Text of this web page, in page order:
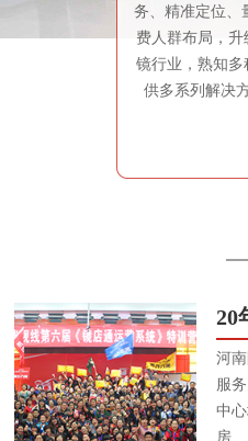
务、精准定位、
费人群布局，
镜行业，熟知
供多系列解决
20
河
服
中
房...